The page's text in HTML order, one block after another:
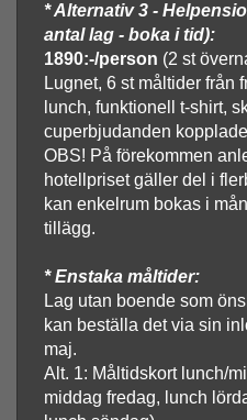
* Alternativ 3 -
antal lag - boka i tid):
1890:-/person (2 st
Lugnet, 6 st måltider från
lunch, funktionell t-shirt,
cuperbjudanden
OBS! På förekommen
hotellpriset gäller del i
kan enkelrum bokas i
tillägg.
* Enstaka måltider:
Lag utan boende som
kan beställa det via sin
maj.
Alt. 1: Måltidskort lunch/
middag fredag, lunch